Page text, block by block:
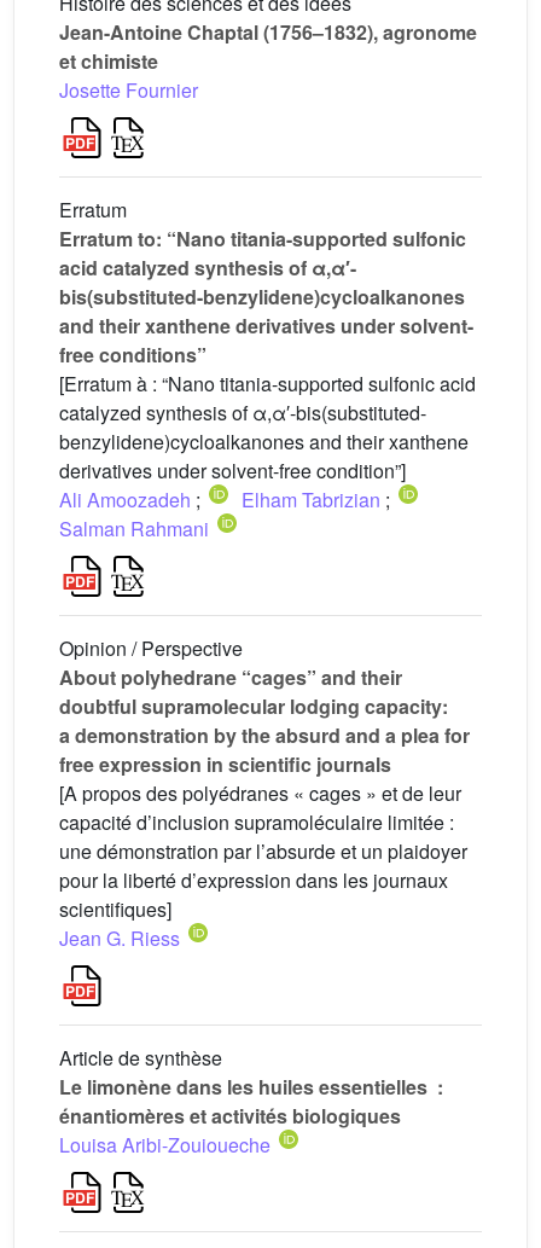
Jean-Antoine Chaptal (1756–1832), agronome
et chimiste
Josette Fournier
Erratum
Erratum to: “Nano titania-supported sulfonic
acid catalyzed synthesis of α,α′-
bis(substituted-benzylidene)cycloalkanones
and their xanthene derivatives under solvent-
free conditions”
[Erratum à : “Nano titania-supported sulfonic acid
catalyzed synthesis of α,α′-bis(substituted-
benzylidene)cycloalkanones and their xanthene
derivatives under solvent-free condition”]
Ali Amoozadeh ; Elham Tabrizian ;
Salman Rahmani
Opinion / Perspective
About polyhedrane “cages” and their
doubtful supramolecular lodging capacity:
a demonstration by the absurd and a plea for
free expression in scientific journals
[A propos des polyédranes « cages » et de leur
capacité d’inclusion supramoléculaire limitée :
une démonstration par l’absurde et un plaidoyer
pour la liberté d’expression dans les journaux
scientifiques]
Jean G. Riess
Article de synthèse
Le limonène dans les huiles essentielles :
énantiomères et activités biologiques
Louisa Aribi-Zouioueche